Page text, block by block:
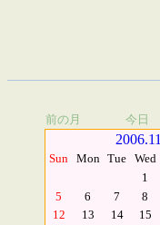
前の月 今日
2006.11
Sun Mon Tue Wed
1
5
6 7 8
12
13 14 15